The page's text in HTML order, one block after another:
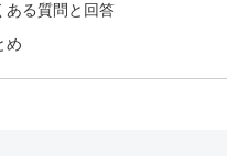
ある質問と回答
め